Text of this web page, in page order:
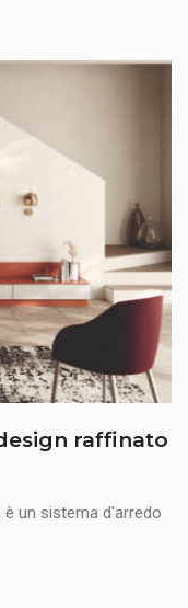
raffinato
è un sistema d'arredo